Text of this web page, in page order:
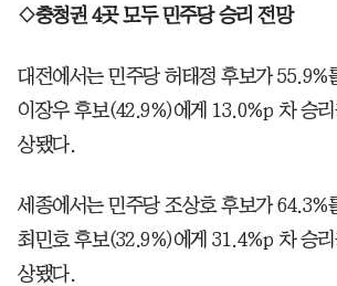
◇충청권 4곳 모두 민주당 승리 전망
대전에서는 민주당 허태정 후보가 55.9%
이장우 후보(42.9%)에게 13.0%p 차 승리
상됐다.
세종에서는 민주당 조상호 후보가 64.3%
최민호 후보(32.9%)에게 31.4%p 차 승리
상됐다.